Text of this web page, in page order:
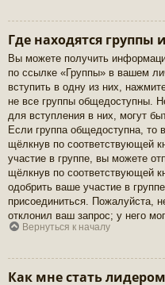
Где находятся группы
Вы можете получить
по ссылке «Группы» в вашем
вступить в одну из них,
не все группы общедоступны.
для вступления в них, могут
Если группа общедоступна, то
щёлкнув по соответствующей
участие в группе, вы можете
щёлкнув по соответствующей
одобрить ваше участие в
присоединиться. Пожалуйста,
отклонил ваш запрос; у него
Вернуться к началу
Как мне стать